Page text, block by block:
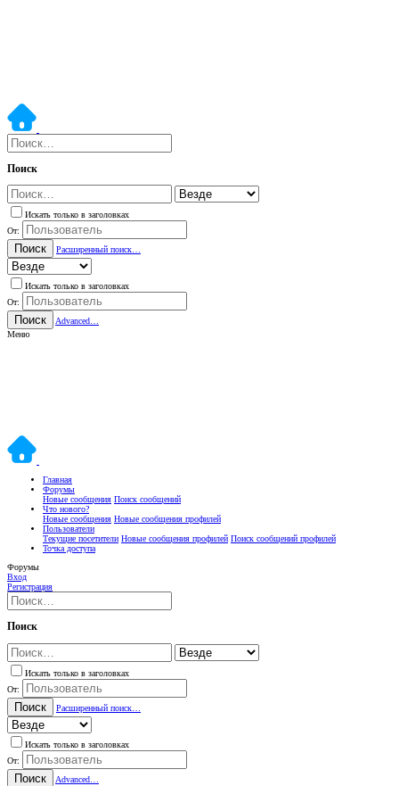
Поиск
Искать только в заголовках
От:
Поиск Расширенный поиск…
Искать только в заголовках
От:
Поиск
Advanced…
Меню
Главная
Форумы
Новые сообщения Поиск сообщений
Что нового?
Новые сообщения Новые сообщения профилей
Пользователи
Текущие посетители Новые сообщения профилей Поиск сообщений профилей
Точка доступа
Форумы
Вход
Регистрация
Поиск
Искать только в заголовках
От:
Поиск Расширенный поиск…
Искать только в заголовках
От:
Поиск
Advanced…